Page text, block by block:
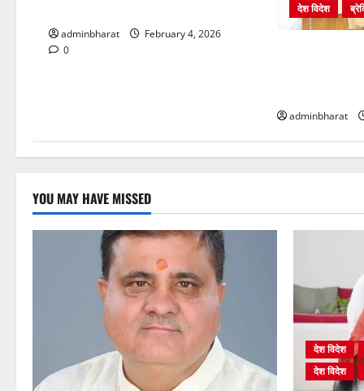
adminbharat
February 4, 2026
0
देश विदेश
adminbharat
YOU MAY HAVE MISSED
देश विदेश
देश विदेश